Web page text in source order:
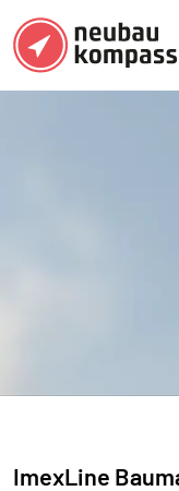
ImexLine